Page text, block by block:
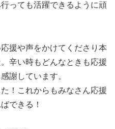
っても活躍できるように頑
援や声をかけてくださり本
辛い時もどんなときも応援
謝しています。
！これからもみなさん応援
できる！